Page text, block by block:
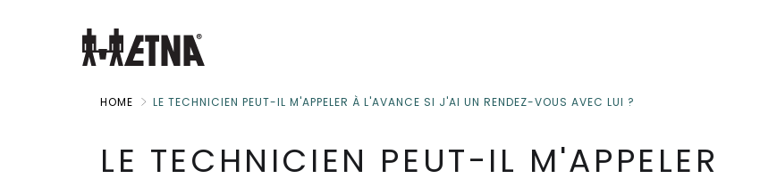
HOME LE TECHNICIEN PEUT-IL M'APPELER À L'AVANCE SI J'AI UN RENDEZ-VOUS AVEC LUI ?
LE TECHNICIEN PEUT-IL M'APPELER